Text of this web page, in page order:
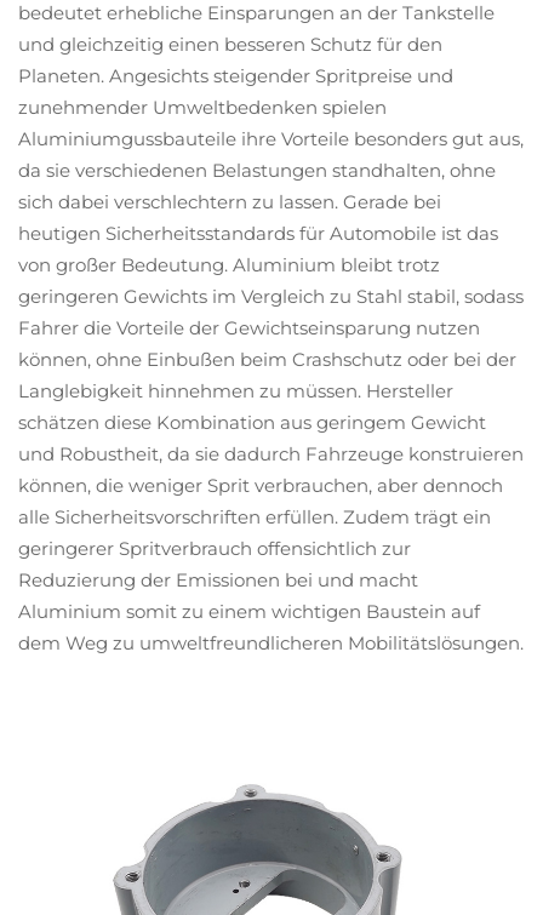
bedeutet erhebliche Einsparungen an der Tankstelle
und gleichzeitig einen besseren Schutz für den
Planeten. Angesichts steigender Spritpreise und
zunehmender Umweltbedenken spielen
Aluminiumgussbauteile ihre Vorteile besonders gut aus,
da sie verschiedenen Belastungen standhalten, ohne
sich dabei verschlechtern zu lassen. Gerade bei
heutigen Sicherheitsstandards für Automobile ist das
von großer Bedeutung. Aluminium bleibt trotz
geringeren Gewichts im Vergleich zu Stahl stabil, sodass
Fahrer die Vorteile der Gewichtseinsparung nutzen
können, ohne Einbußen beim Crashschutz oder bei der
Langlebigkeit hinnehmen zu müssen. Hersteller
schätzen diese Kombination aus geringem Gewicht
und Robustheit, da sie dadurch Fahrzeuge konstruieren
können, die weniger Sprit verbrauchen, aber dennoch
alle Sicherheitsvorschriften erfüllen. Zudem trägt ein
geringerer Spritverbrauch offensichtlich zur
Reduzierung der Emissionen bei und macht
Aluminium somit zu einem wichtigen Baustein auf
dem Weg zu umweltfreundlicheren Mobilitätslösungen.